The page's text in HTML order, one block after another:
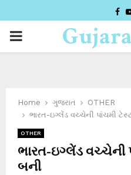
PRIMARY
Home ગુજરાત
OTHER
ભારત-ઇગ્લેંડ વચ્ચેની પાંચમી
OTHER
ભારત-ઇગ્લેંડ વચ્ચેની
બની